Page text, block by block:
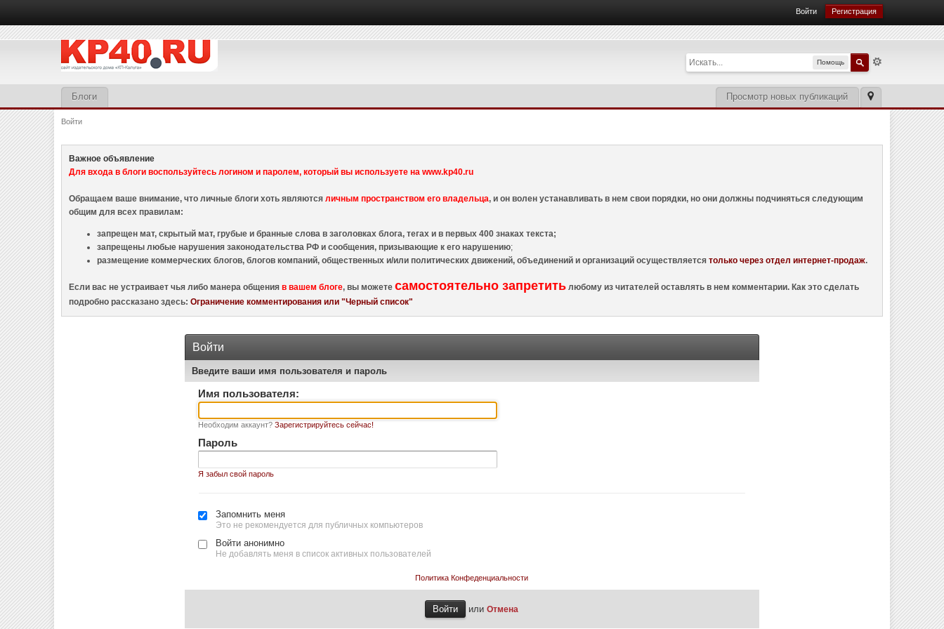
Войти Регистрация
Помощь
Просмотр новых публикаций
Блоги
Войти
Важное объявление
Для входа в блоги воспользуйтесь логином и паролем, который вы используете на www.kp40.ru
Обращаем ваше внимание, что личные блоги хоть являютсяличным пространством его владельца, и он волен устанавливать в нем свои порядки, но они должны подчиняться следующим
общим для всех правилам:
запрещен мат, скрытый мат, грубые и бранные слова в заголовках блога, тегах и в первых 400 знаках текста;
запрещены любые нарушения законодательства РФ и сообщения, призывающие к его нарушению;
размещение коммерческих блогов, блогов компаний, общественных и/или политических движений, объединений и организаций осуществляетсятолько через отдел интернет-продаж.
Если вас не устраивает чья либо манера общенияв вашем блоге, вы можетесамостоятельно запретить любому из читателей оставлять в нем комментарии. Как это сделать
подробно рассказано здесь:Ограничение комментирования или "Черный список"
Войти
Введите ваши имя пользователя и пароль
Имя пользователя:
Необходим аккаунт? Зарегистрируйтесь сейчас!
Пароль
Я забыл свой пароль
Запомнить меня
Это не рекомендуется для публичных компьютеров
Войти анонимно
Не добавлять меня в список активных пользователей
Политика Конфеденциальности
илиОтмена